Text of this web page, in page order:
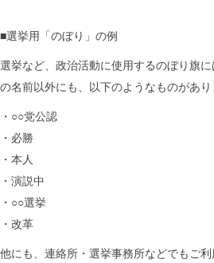
■選挙用「のぼり」の例
選挙など、政治活動に使用するのぼり旗
の名前以外にも、以下のようなものがあり
・○○党公認
・必勝
・本人
・演説中
・○○選挙
・改革
他にも、連絡所・選挙事務所などでもご利